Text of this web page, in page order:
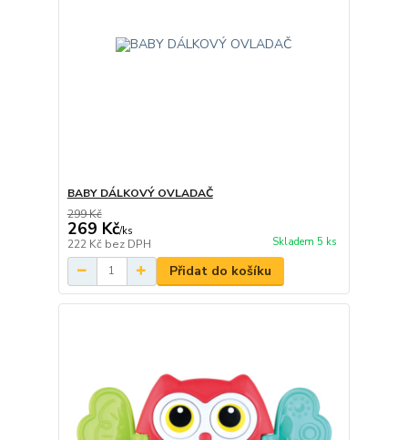
BABY DÁLKOVÝ OVLADAČ
299 Kč
269 Kč/ks
222 Kč bez DPH Skladem 5 ks
Přidat do košíku